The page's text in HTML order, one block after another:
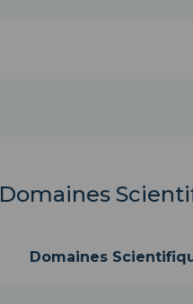
Domaines
Domaines